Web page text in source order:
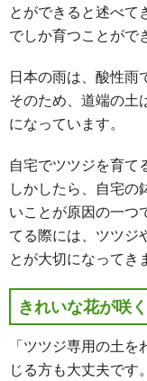
とができると述べて
でしか育つことがで
日本の雨は、酸性雨
そのため、道端の土
になっています。
自宅でツツジを育て
しかしたら、自宅の
いことが原因の一つ
てる際には、ツツジ
とが大切になってき
きれいな花が咲
「ツツジ専用の土
じる方も大丈夫です